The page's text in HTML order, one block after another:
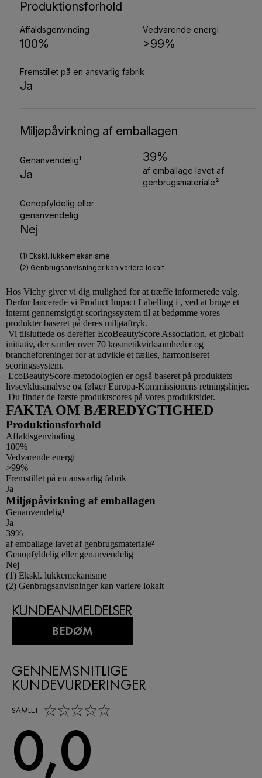
Hos Vichy giver vi dig mulighed for at træffe informerede valg.
Derfor lancerede vi Product Impact Labelling i , ved at bruge et
internt gennemsigtigt scoringssystem til at bedømme vores
produkter baseret på deres miljøaftryk.
Vi tilsluttede os derefter EcoBeautyScore Association, et globalt
initiativ, der samler over 70 kosmetikvirksomheder og
brancheforeninger for at udvikle et fælles, harmoniseret
scoringssystem.
EcoBeautyScore-metodologien er også baseret på produktets
livscyklusanalyse og følger Europa-Kommissionens retningslinjer.
Du finder de første produktscores på vores produktsider.
FAKTA OM BÆREDYGTIGHED
Produktionsforhold
Affaldsgenvinding
100%
Vedvarende energi
>99%
Fremstillet på en ansvarlig fabrik
Ja
Miljøpåvirkning af emballagen
Genanvendelig¹
Ja
39%
af emballage lavet af genbrugsmateriale²
Genopfyldelig eller genanvendelig
Nej
Footnotes
(1) Ekskl. lukkemekanisme
(2) Genbrugsanvisninger kan variere lokalt
KUNDEANMELDELSER
BEDØM
GENNEMSNITLIGE
KUNDEVURDERINGER
SAMLET
0,0 out of 5 stars
0,0